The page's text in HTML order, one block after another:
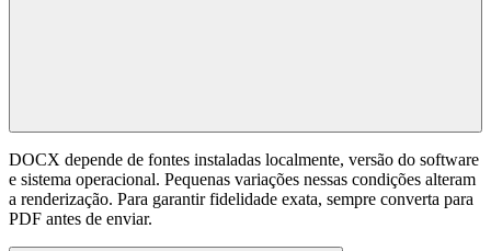
DOCX depende de fontes instaladas localmente, versão do software
e sistema operacional. Pequenas variações nessas condições alteram
a renderização. Para garantir fidelidade exata, sempre converta para
PDF antes de enviar.